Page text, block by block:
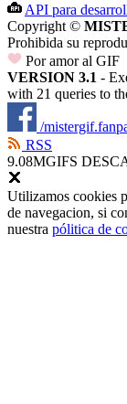
API para
Copyright ©
Prohibida su
Por amor al GIF
VERSION 3.1 -
with 21 queries to
/
RSS
9.08MGIFS
Utilizamos cookies
de navegacion, si
nuestra pólitica de